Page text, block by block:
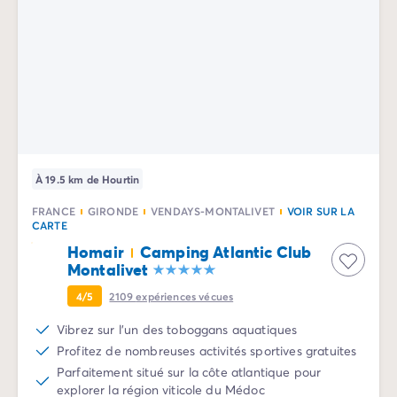
Camping Cassis
Camping Var
Camping Fréjus
Camping Hyères les Palmiers
Camping Lavandou
Camping Port Grimaud
Camping Saint-Raphaël
Camping Saint-Tropez
Camping Vaucluse
Camping Avignon
À 19.5 km de Hourtin
FRANCE GIRONDE VENDAYS-MONTALIVET
VOIR SUR LA
CARTE
Homair
Camping Atlantic Club
Montalivet
4/5 2109expériences vécues
Vibrez sur l'un des toboggans aquatiques
Profitez de nombreuses activités sportives gratuites
Parfaitement situé sur la côte atlantique pour
explorer la région viticole du Médoc